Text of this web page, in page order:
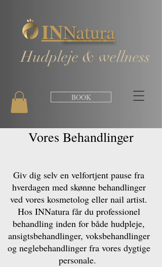
INNatura
Hudpleje & wellness
BOOK
Vores Behandlinger
Giv dig selv en velfortjent pause fra
hverdagen med skønne behandlinger
ved vores kosmetolog eller nail artist.
Hos INNatura får du professionel
behandling inden for både hudpleje,
ansigtsbehandlinger, voksbehandlinger
og neglebehandlinger fra vores dygtige
personale.